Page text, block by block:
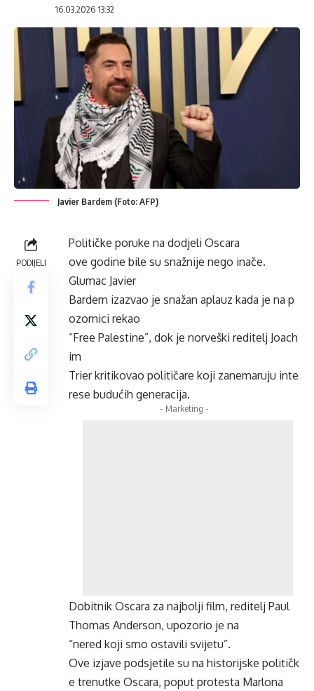
16.03.2026 13:32
Javier Bardem (Foto: AFP)
PODIJELI
Političke poruke na dodjeli Oscara
ove godine bile su snažnije nego inače.
Glumac Javier
Bardem izazvao je snažan aplauz kada je na p
ozornici rekao
“Free Palestine”, dok je norveški reditelj Joach
im
Trier kritikovao političare koji zanemaruju inte
rese budućih generacija.
- Marketing -
Dobitnik Oscara za najbolji film, reditelj Paul
Thomas Anderson, upozorio je na
“nered koji smo ostavili svijetu”.
Ove izjave podsjetile su na historijske političk
e trenutke Oscara, poput protesta Marlona